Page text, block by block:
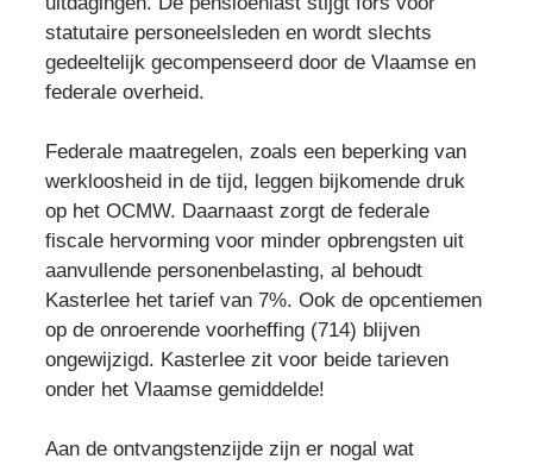
statutaire personeelsleden en wordt slechts
gedeeltelijk gecompenseerd door de Vlaamse en
federale overheid.
Federale maatregelen, zoals een beperking van
werkloosheid in de tijd, leggen bijkomende druk
op het OCMW. Daarnaast zorgt de federale
fiscale hervorming voor minder opbrengsten uit
aanvullende personenbelasting, al behoudt
Kasterlee het tarief van 7%. Ook de opcentiemen
op de onroerende voorheffing (714) blijven
ongewijzigd. Kasterlee zit voor beide tarieven
onder het Vlaamse gemiddelde!
Aan de ontvangstenzijde zijn er nogal wat